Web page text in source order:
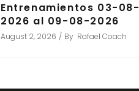
Entrenamientos 03-08-
2026 al 09-08-2026
August 2, 2026 By Rafael Coach